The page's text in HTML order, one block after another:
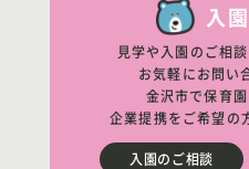
入
見学や入園のご相
お気軽にお問い
金沢市で保育園
企業提携をご希望の
入園のご相談